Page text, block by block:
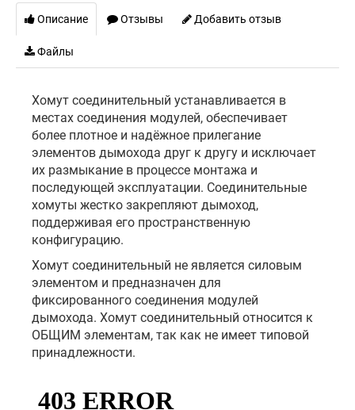
Описание Отзывы Добавить отзыв
Файлы
Хомут соединительный устанавливается в
местах соединения модулей, обеспечивает
более плотное и надёжное прилегание
элементов дымохода друг к другу и исключает
их размыкание в процессе монтажа и
последующей эксплуатации. Соединительные
хомуты жестко закрепляют дымоход,
поддерживая его пространственную
конфигурацию.
Хомут соединительный не является силовым
элементом и предназначен для
фиксированного соединения модулей
дымохода. Хомут соединительный относится к
ОБЩИМ элементам, так как не имеет типовой
принадлежности.